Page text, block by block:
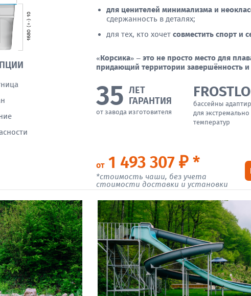
для ценителей минимализма и
сдержанность в деталях;
для тех, кто хочет совместить спорт и
«Корсика» – это не просто место для
придающий территории завершённость и
35 ЛЕТ
ГАРАНТИЯ
от завода изготовителя
бассейны
для
температур
от1 493 307 ₽ *
*стоимость чаши, без учета
стоимости доставки и установки